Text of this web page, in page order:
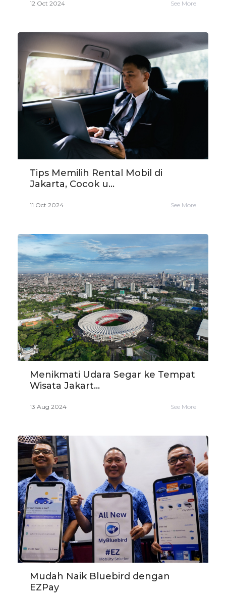
12 Oct 2024 See More
Tips Memilih Rental Mobil di
Jakarta, Cocok u...
11 Oct 2024 See More
Menikmati Udara Segar ke Tempat
Wisata Jakart...
13 Aug 2024 See More
Mudah Naik Bluebird dengan
EZPay